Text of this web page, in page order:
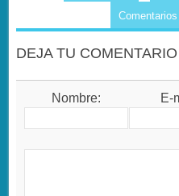
DEJA TU COMENTARIO
Nombre: E-